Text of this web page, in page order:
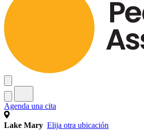
Agenda una cita
Lake Mary Elija otra ubicación